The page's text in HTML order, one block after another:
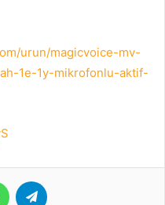
urun/magicvoice-mv-
1e-1y-mikrofonlu-aktif-
WhatsApp